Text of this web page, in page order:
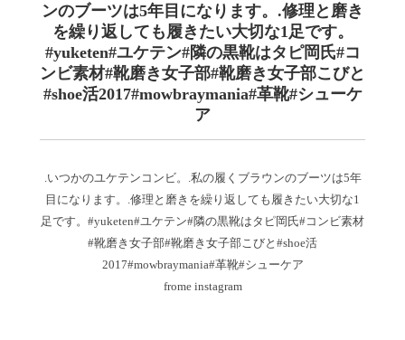
ンのブーツは5年目になります。.修理と磨き
を繰り返しても履きたい大切な1足です。
#yuketen#ユケテン#隣の黒靴はタピ岡氏#コ
ンビ素材#靴磨き女子部#靴磨き女子部こびと
#shoe活2017#mowbraymania#革靴#シューケ
ア
.いつかのユケテンコンビ。.私の履くブラウンのブーツは5年
目になります。.修理と磨きを繰り返しても履きたい大切な1
足です。#yuketen#ユケテン#隣の黒靴はタピ岡氏#コンビ素材
#靴磨き女子部#靴磨き女子部こびと#shoe活
2017#mowbraymania#革靴#シューケア
frome instagram